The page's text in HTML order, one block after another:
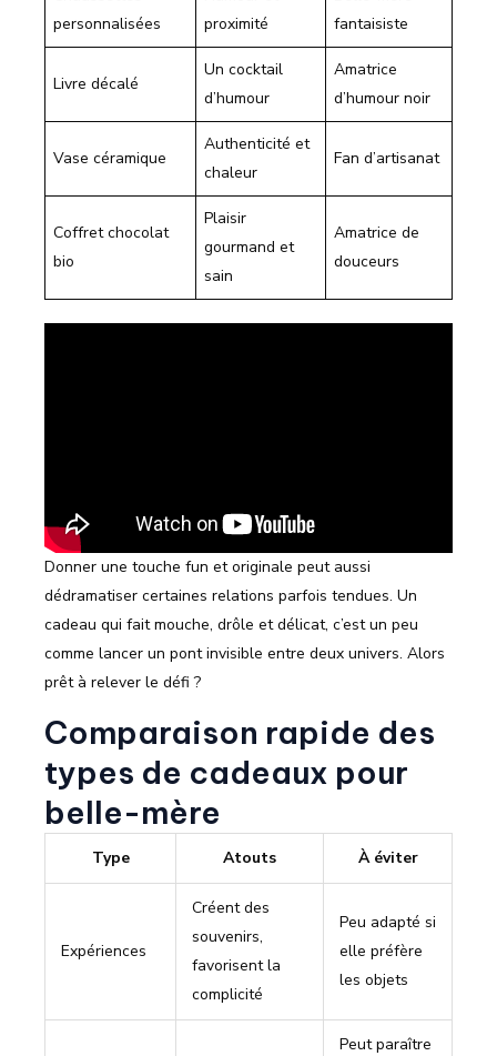
personnalisées
proximité
fantaisiste
Livre décalé
Un cocktail
d’humour
Amatrice
d’humour noir
Vase céramique
Authenticité et
chaleur
Fan d’artisanat
Coffret chocolat
bio
Plaisir
gourmand et
sain
Amatrice de
douceurs
Donner une touche fun et originale peut aussi
dédramatiser certaines relations parfois tendues. Un
cadeau qui fait mouche, drôle et délicat, c’est un peu
comme lancer un pont invisible entre deux univers. Alors
prêt à relever le défi ?
Comparaison rapide des
types de cadeaux pour
belle-mère
Type Atouts À éviter
Expériences
Créent des
souvenirs,
favorisent la
complicité
Peu adapté si
elle préfère
les objets
Peut paraître